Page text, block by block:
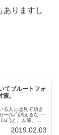
ありますし
てブルートフォ
。
る人には見て頂き
ー('ω'`)消えるな･･･
と。以前、
2019.02.03